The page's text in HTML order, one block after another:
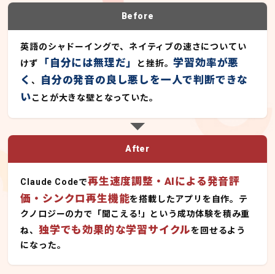
Before
英語のシャドーイングで、ネイティブの速さについてい
けず
「自分には無理だ」 と挫折。学習効率が悪
く、
自分の発音の良し悪しを一人で判断できな
いことが大きな壁となっていた。
After
Claude Codeで再生速度調整・AIによる発音評
価・シンクロ再生機能を搭載したアプリを自作。テ
クノロジーの力で「聞こえる!」という成功体験を積み重
ね、独学でも効果的な学習サイクルを回せるよう
になった。